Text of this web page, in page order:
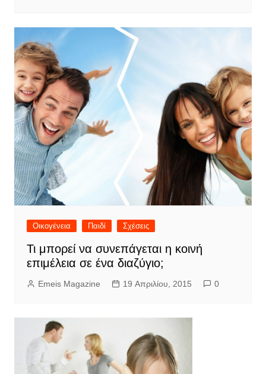
Οικογένεια Παιδί Σχέσεις
Τι μπορεί να συνεπάγεται η κοινή
επιμέλεια σε ένα διαζύγιο;
Emeis Magazine 19 Απριλίου, 2015 0